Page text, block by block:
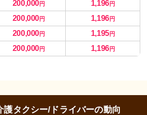
200,000円 1,196円
200,000円 1,196円
200,000円 1,195円
200,000円 1,196円
護タクシー/ドライバーの動向